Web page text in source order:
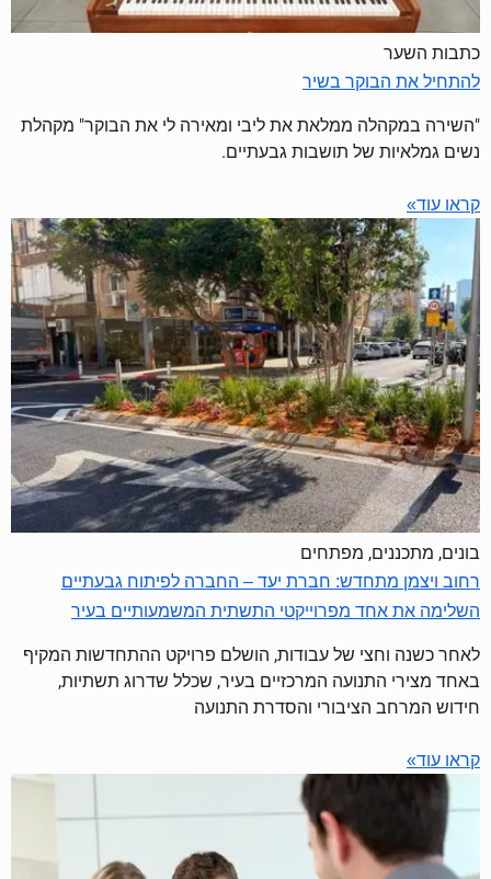
כתבות השער
להתחיל את הבוקר בשיר
"השירה במקהלה ממלאת את ליבי ומאירה לי את הבוקר" מקהלת
נשים גמלאיות של תושבות גבעתיים.
קראו עוד»
בונים, מתכננים, מפתחים
רחוב ויצמן מתחדש: חברת יעד – החברה לפיתוח גבעתיים
השלימה את אחד מפרוייקטי התשתית המשמעותיים בעיר
לאחר כשנה וחצי של עבודות, הושלם פרויקט ההתחדשות המקיף
באחד מצירי התנועה המרכזיים בעיר, שכלל שדרוג תשתיות,
חידוש המרחב הציבורי והסדרת התנועה
קראו עוד»